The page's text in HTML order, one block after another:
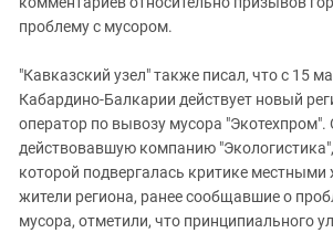
проблему с мусором.
"Кавказский узел" также писал, что с 15
Кабардино-Балкарии действует новый
оператор по вывозу мусора "Экотехпром".
действовавшую компанию
которой подвергалась критике
жители региона, ранее сообщавшие о
мусора, отметили, что принципиального